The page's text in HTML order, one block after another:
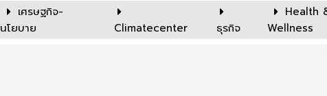
เศรษฐกิจ-
นโยบาย
Climatecenter ธุรกิจ
Health
Wellness